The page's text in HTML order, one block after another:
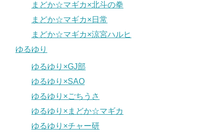
まどか☆マギカ×北斗の拳
まどか☆マギカ×日常
まどか☆マギカ×涼宮ハルヒ
ゆるゆり
ゆるゆり×GJ部
ゆるゆり×SAO
ゆるゆり×ごちうさ
ゆるゆり×まどか☆マギカ
ゆるゆり×チャー研